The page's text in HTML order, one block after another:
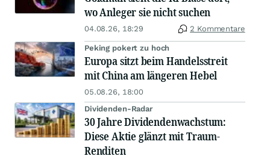
wo Anleger sie nicht suchen
04.08.26, 18:29 2 Kommentare
Peking pokert zu hoch
Europa sitzt beim Handelsstreit
mit China am längeren Hebel
05.08.26, 18:00
Dividenden-Radar
30 Jahre Dividendenwachstum:
Diese Aktie glänzt mit Traum-
Renditen